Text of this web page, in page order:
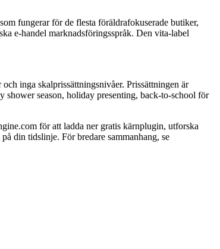
fungerar för de flesta föräldrafokuserade butiker,
e-handel marknadsföringsspråk. Den vita-label
inga skalprissättningsnivåer. Prissättningen är
shower season, holiday presenting, back-to-school för
för att ladda ner gratis kärnplugin, utforska
din tidslinje. För bredare sammanhang, se